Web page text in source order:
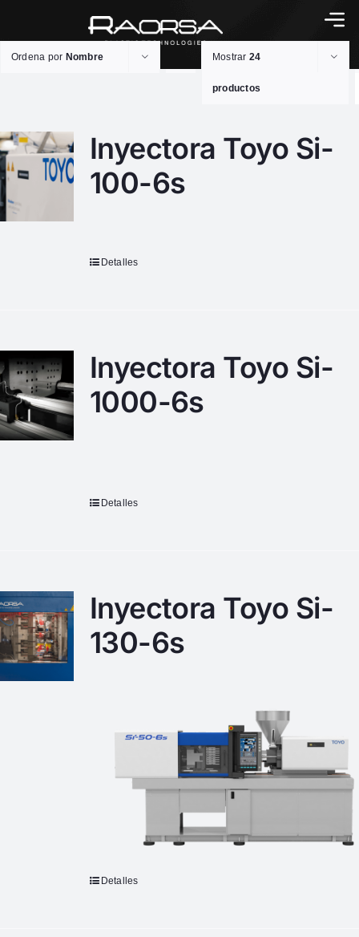
Ordena por Nombre Mostrar 24
productos
Inyectora Toyo Si-
100-6s
Detalles
Inyectora Toyo Si-
1000-6s
Detalles
Inyectora Toyo Si-
130-6s
Detalles